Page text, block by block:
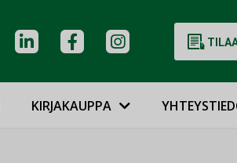
KIRJAKAUPPA